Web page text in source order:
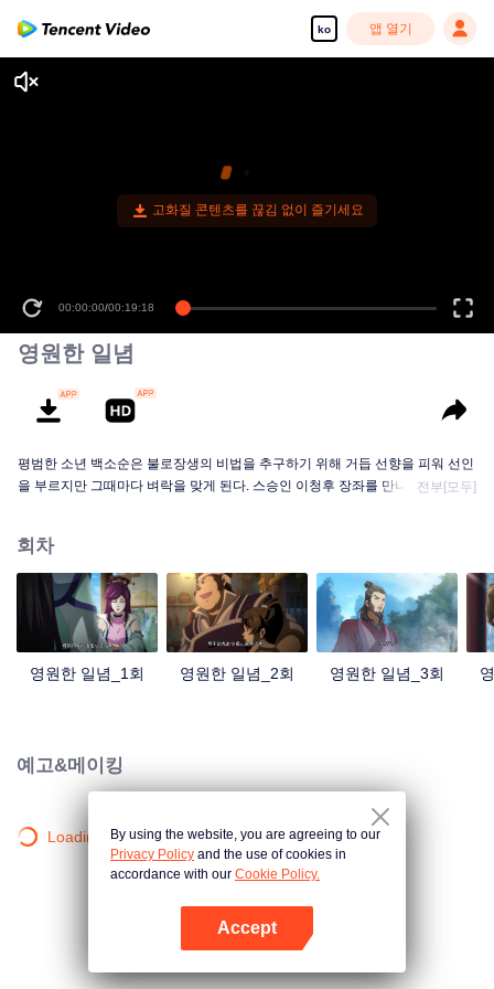
ko 앱 열기
고화질 콘텐츠를 끊김 없이 즐기세요
00:00:00/00:19:18
영원한 일념
평범한 소년 백소순은 불로장생의 비법을 추구하기 위해 거듭 선향을 피워 선인
을 부르지만 그때마다 벼락을 맞게 된다. 스승인 이청후 장좌를 만나고 나서야...
전부[모두]
회차
영원한 일념_1회 영원한 일념_2회 영원한 일념_3회
예고&메이킹
Loading…By using the website, you are agreeing to our
Privacy Policy and the use of cookies in
accordance with our Cookie Policy.
Accept